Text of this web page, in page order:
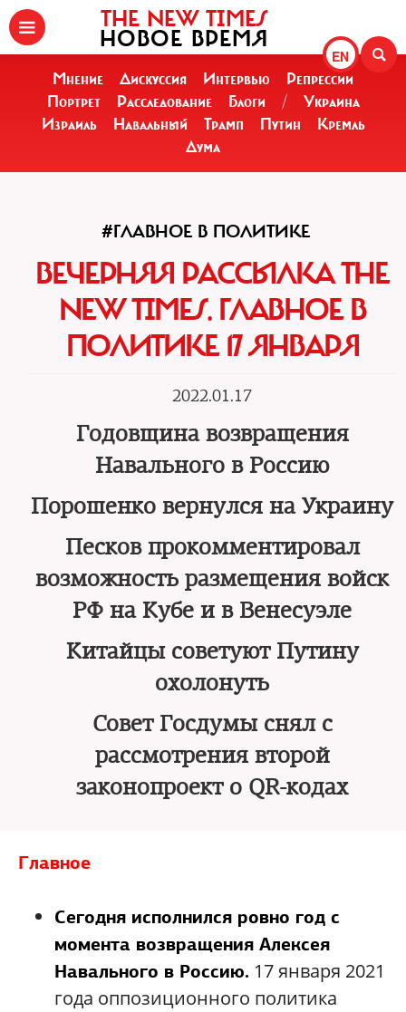
EN
THE NEW TIMES
НОВОЕ ВРЕМЯ
Мнение Дискуссия Интервью
Репрессии
Портрет
Расследование Блоги /
Украина
Израиль
Навальный Трамп Путин
Кремль
Дума
#ГЛАВНОЕ В ПОЛИТИКЕ
ВЕЧЕРНЯЯ РАССЫЛКА THE
NEW TIMES. ГЛАВНОЕ В
ПОЛИТИКЕ 17 ЯНВАРЯ
2022.01.17
Годовщина возвращения
Навального в Россию
Порошенко вернулся на Украину
Песков прокомментировал
возможность размещения войск
РФ на Кубе и в Венесуэле
Китайцы советуют Путину
охолонуть
Совет Госдумы снял с
рассмотрения второй
законопроект о QR-кодах
Главное
Сегодня исполнился ровно год с
момента возвращения Алексея
Навального в Россию. 17 января 2021
года оппозиционного политика